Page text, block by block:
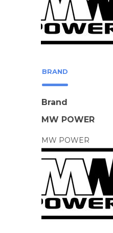
BRAND
Brand
MW POWER
MW POWER